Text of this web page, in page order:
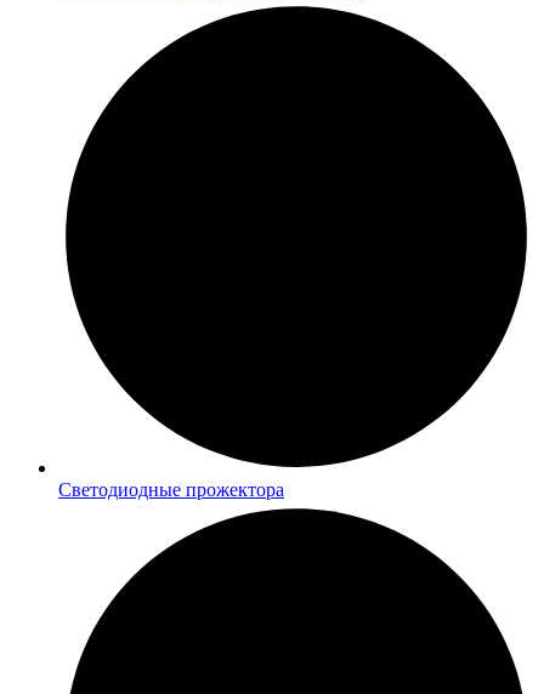
Светодиодные прожектора